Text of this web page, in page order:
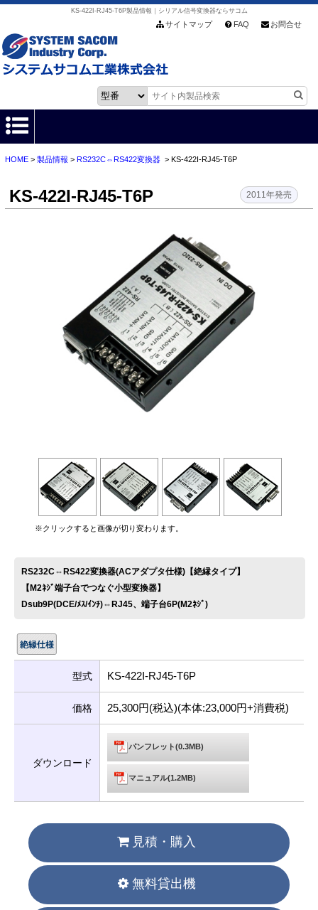
KS-422I-RJ45-T6P製品情報｜シリアル信号変換器ならサコム
サイトマップ FAQ お問合せ
HOME
製品情報
お客様サポート
会社情報
お問い合わせ
HOME> 製品情報 > RS232C⇔RS422変換器> KS-422I-RJ45-T6P
KS-422I-RJ45-T6P 2011年発売
※クリックすると画像が切り変わります。
RS232C⇔RS422変換器(ACアダプタ仕様)【絶縁タイプ】
【M2ﾈｼﾞ端子台でつなぐ小型変換器】
Dsub9P(DCE/ﾒｽ/ｲﾝﾁ)⇔RJ45、端子台6P(M2ﾈｼﾞ)
型式 KS-422I-RJ45-T6P
価格 25,300円(税込)(本体:23,000円+消費税)
ダウンロード
パンフレット(0.3MB)
マニュアル(1.2MB)
見積・購入
無料貸出機